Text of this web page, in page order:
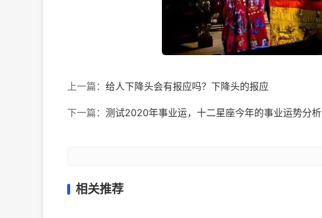
上一篇： 给人下降头会有报应吗？下降头的报应
下一篇： 测试2020年事业运，十二星座今年的事业运势分析
相关推荐